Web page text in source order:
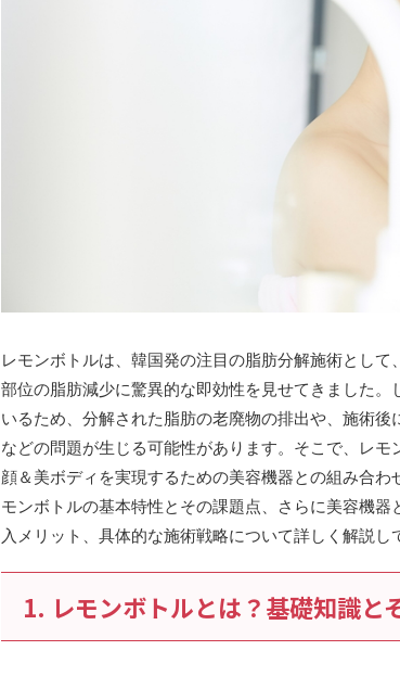
レモンボトルは、韓国発の注目の脂肪分解施術とし
部位の脂肪減少に驚異的な即効性を見せてきました
いるため、分解された脂肪の老廃物の排出や、施術
などの問題が生じる可能性があります。そこで、レ
顔＆美ボディを実現するための美容機器との組み合
モンボトルの基本特性とその課題点、さらに美容機
入メリット、具体的な施術戦略について詳しく解説し
1. レモンボトルとは？基礎知識と